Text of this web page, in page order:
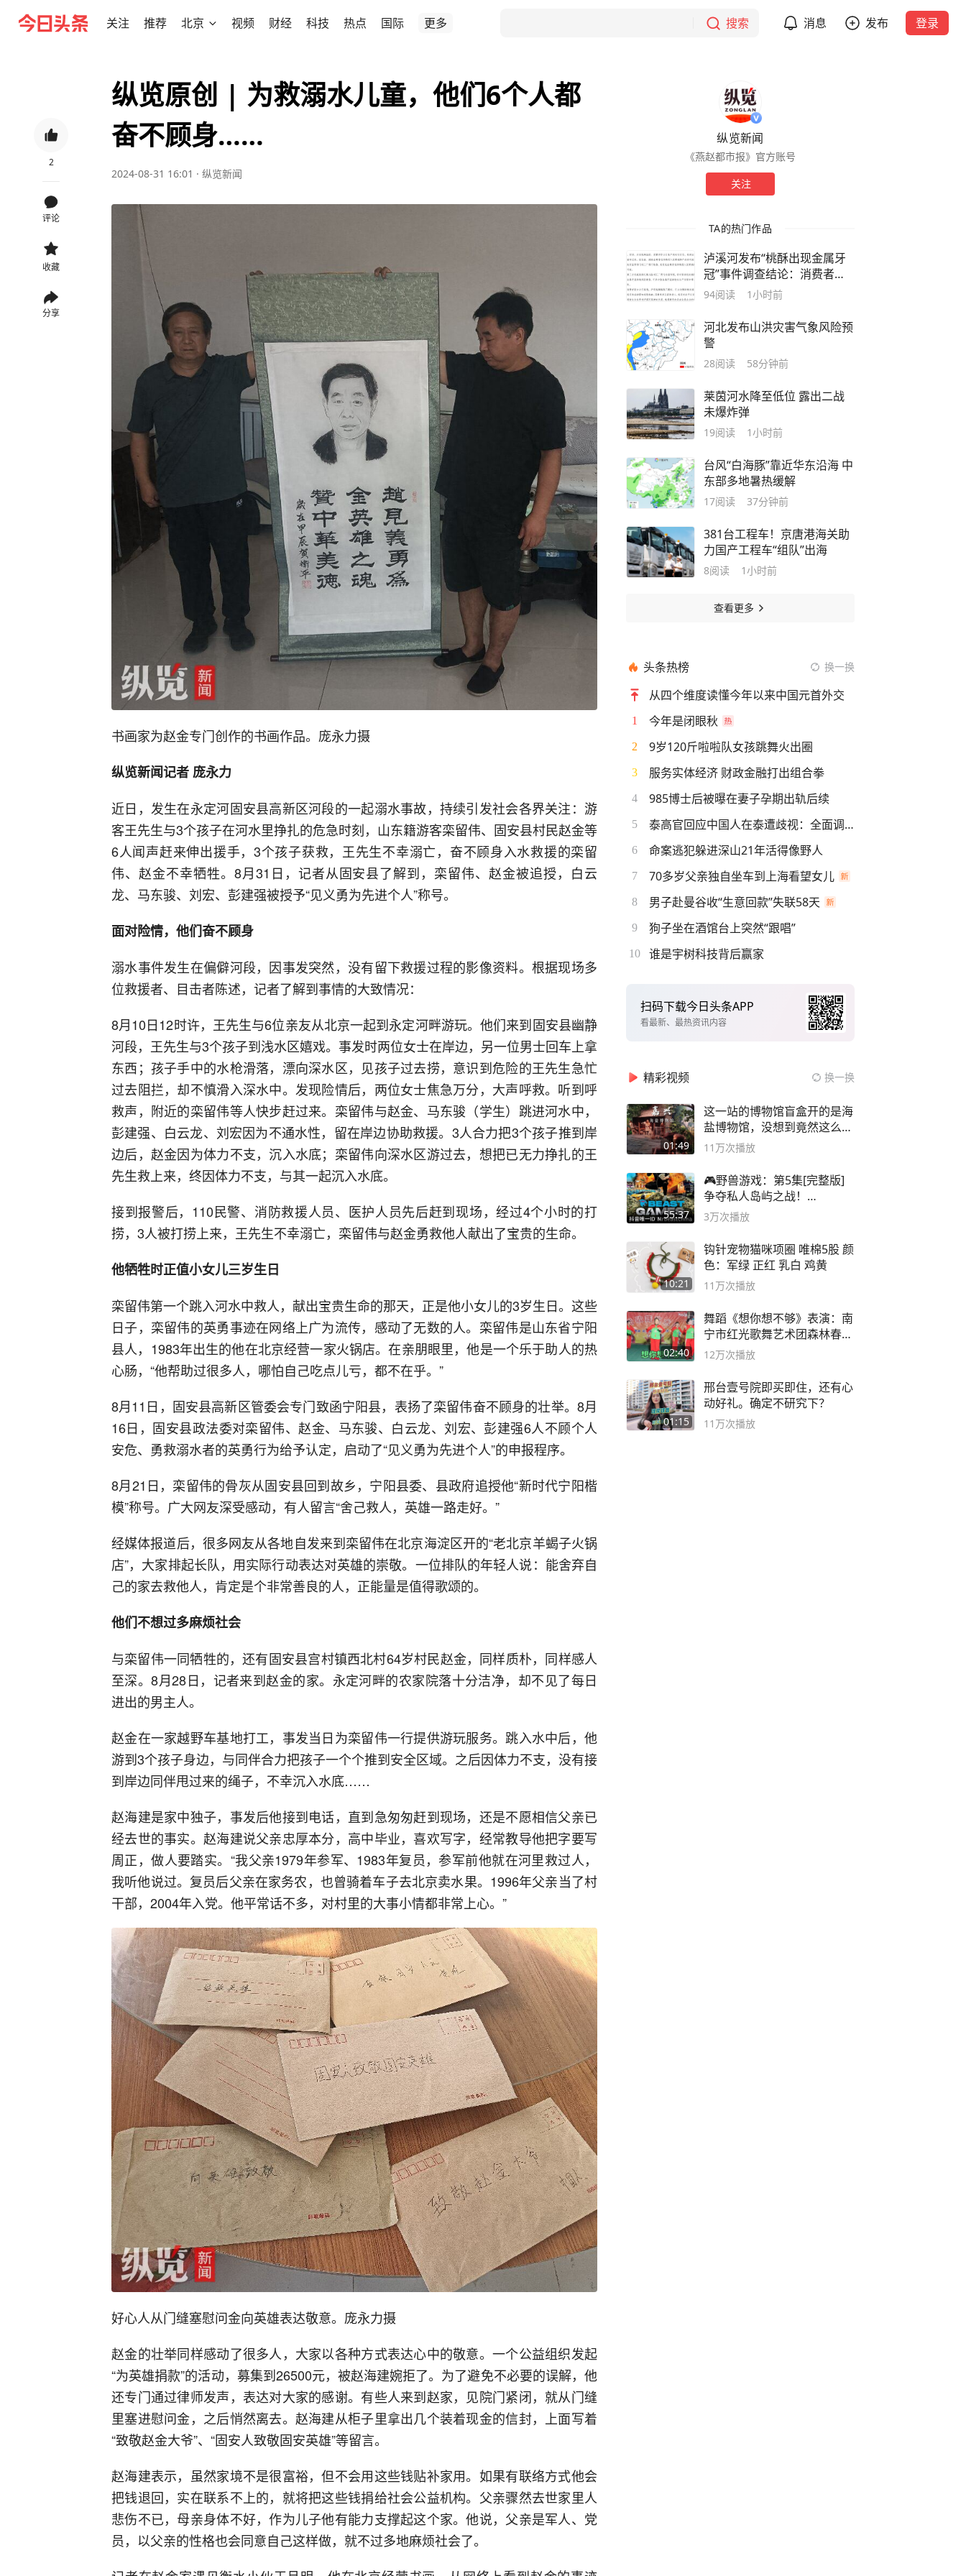
关注 推荐 北京 视频 财经 科技 热点 国际 更多 搜索 消息 发布 登录
2
评论
收藏
分享
纵览原创 | 为救溺水儿童，他们6个人都
奋不顾身……
2024-08-31 16:01 · 纵览新闻
书画家为赵金专门创作的书画作品。庞永力摄
纵览新闻记者 庞永力
近日，发生在永定河固安县高新区河段的一起溺水事故，持续引发社会各界关注：游
客王先生与3个孩子在河水里挣扎的危急时刻，山东籍游客栾留伟、固安县村民赵金等
6人闻声赶来伸出援手，3个孩子获救，王先生不幸溺亡，奋不顾身入水救援的栾留
伟、赵金不幸牺牲。8月31日，记者从固安县了解到，栾留伟、赵金被追授，白云
龙、马东骏、刘宏、彭建强被授予“见义勇为先进个人”称号。
面对险情，他们奋不顾身
溺水事件发生在偏僻河段，因事发突然，没有留下救援过程的影像资料。根据现场多
位救援者、目击者陈述，记者了解到事情的大致情况：
8月10日12时许，王先生与6位亲友从北京一起到永定河畔游玩。他们来到固安县幽静
河段，王先生与3个孩子到浅水区嬉戏。事发时两位女士在岸边，另一位男士回车上拿
东西；孩子手中的水枪滑落，漂向深水区，见孩子过去捞，意识到危险的王先生急忙
过去阻拦，却不慎滑入深水中。发现险情后，两位女士焦急万分，大声呼救。听到呼
救声，附近的栾留伟等人快步赶过来。栾留伟与赵金、马东骏（学生）跳进河水中，
彭建强、白云龙、刘宏因为不通水性，留在岸边协助救援。3人合力把3个孩子推到岸
边后，赵金因为体力不支，沉入水底；栾留伟向深水区游过去，想把已无力挣扎的王
先生救上来，终因体力不支，与其一起沉入水底。
接到报警后，110民警、消防救援人员、医护人员先后赶到现场，经过4个小时的打
捞，3人被打捞上来，王先生不幸溺亡，栾留伟与赵金勇救他人献出了宝贵的生命。
他牺牲时正值小女儿三岁生日
栾留伟第一个跳入河水中救人，献出宝贵生命的那天，正是他小女儿的3岁生日。这些
日子，栾留伟的英勇事迹在网络上广为流传，感动了无数的人。栾留伟是山东省宁阳
县人，1983年出生的他在北京经营一家火锅店。在亲朋眼里，他是一个乐于助人的热
心肠，“他帮助过很多人，哪怕自己吃点儿亏，都不在乎。”
8月11日，固安县高新区管委会专门致函宁阳县，表扬了栾留伟奋不顾身的壮举。8月
16日，固安县政法委对栾留伟、赵金、马东骏、白云龙、刘宏、彭建强6人不顾个人
安危、勇救溺水者的英勇行为给予认定，启动了“见义勇为先进个人”的申报程序。
8月21日，栾留伟的骨灰从固安县回到故乡，宁阳县委、县政府追授他“新时代宁阳楷
模”称号。广大网友深受感动，有人留言“舍己救人，英雄一路走好。”
经媒体报道后，很多网友从各地自发来到栾留伟在北京海淀区开的“老北京羊蝎子火锅
店”，大家排起长队，用实际行动表达对英雄的崇敬。一位排队的年轻人说：能舍弃自
己的家去救他人，肯定是个非常善良的人，正能量是值得歌颂的。
他们不想过多麻烦社会
与栾留伟一同牺牲的，还有固安县宫村镇西北村64岁村民赵金，同样质朴，同样感人
至深。8月28日，记者来到赵金的家。永定河畔的农家院落十分洁净，却不见了每日
进出的男主人。
赵金在一家越野车基地打工，事发当日为栾留伟一行提供游玩服务。跳入水中后，他
游到3个孩子身边，与同伴合力把孩子一个个推到安全区域。之后因体力不支，没有接
到岸边同伴甩过来的绳子，不幸沉入水底……
赵海建是家中独子，事发后他接到电话，直到急匆匆赶到现场，还是不愿相信父亲已
经去世的事实。赵海建说父亲忠厚本分，高中毕业，喜欢写字，经常教导他把字要写
周正，做人要踏实。“我父亲1979年参军、1983年复员，参军前他就在河里救过人，
我听他说过。复员后父亲在家务农，也曾骑着车子去北京卖水果。1996年父亲当了村
干部，2004年入党。他平常话不多，对村里的大事小情都非常上心。”
好心人从门缝塞慰问金向英雄表达敬意。庞永力摄
赵金的壮举同样感动了很多人，大家以各种方式表达心中的敬意。一个公益组织发起
“为英雄捐款”的活动，募集到26500元，被赵海建婉拒了。为了避免不必要的误解，他
还专门通过律师发声，表达对大家的感谢。有些人来到赵家，见院门紧闭，就从门缝
里塞进慰问金，之后悄然离去。赵海建从柜子里拿出几个装着现金的信封，上面写着
“致敬赵金大爷”、“固安人致敬固安英雄”等留言。
赵海建表示，虽然家境不是很富裕，但不会用这些钱贴补家用。如果有联络方式他会
把钱退回，实在联系不上的，就将把这些钱捐给社会公益机构。父亲骤然去世家里人
悲伤不已，母亲身体不好，作为儿子他有能力支撑起这个家。他说，父亲是军人、党
员，以父亲的性格也会同意自己这样做，就不过多地麻烦社会了。
纵览新闻
《燕赵都市报》官方账号
关注
TA的热门作品
泸溪河发布“桃酥出现金属牙
冠”事件调查结论：消费者已
澄清所发视频情况不属实
94阅读 1小时前
河北发布山洪灾害气象风险预
警
28阅读 58分钟前
莱茵河水降至低位 露出二战
未爆炸弹
19阅读 1小时前
台风“白海豚”靠近华东沿海 中
东部多地暑热缓解
17阅读 37分钟前
381台工程车！京唐港海关助
力国产工程车“组队”出海
8阅读 1小时前
查看更多
头条热榜 换一换
从四个维度读懂今年以来中国元首外交
1 今年是闭眼秋
2 9岁120斤啦啦队女孩跳舞火出圈
3 服务实体经济 财政金融打出组合拳
4 985博士后被曝在妻子孕期出轨后续
5 泰高官回应中国人在泰遭歧视：全面调查
6 命案逃犯躲进深山21年活得像野人
7 70多岁父亲独自坐车到上海看望女儿
8 男子赴曼谷收“生意回款”失联58天
9 狗子坐在酒馆台上突然“跟唱”
10 谁是宇树科技背后赢家
扫码下载今日头条APP
看最新、最热资讯内容
精彩视频 换一换
01:49
这一站的博物馆盲盒开的是海
盐博物馆，没想到竟然这么好
逛！
11万次播放
55:37
🎮野兽游戏：第5集[完整版]
争夺私人岛屿之战！
#MrBeastChina
3万次播放
10:21
钩针宠物猫咪项圈 唯棉5股 颜
色：军绿 正红 乳白 鸡黄
11万次播放
02:40
舞蹈《想你想不够》表演：南
宁市红光歌舞艺术团森林春红
舞蹈队。
12万次播放
01:15
邢台壹号院即买即住，还有心
动好礼。确定不研究下？
11万次播放